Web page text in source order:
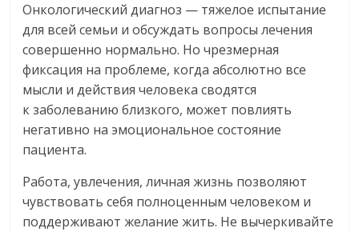
Онкологический диагноз — тяжелое испытание
для всей семьи и обсуждать вопросы лечения
совершенно нормально. Но чрезмерная
фиксация на проблеме, когда абсолютно все
мысли и действия человека сводятся
к заболеванию близкого, может повлиять
негативно на эмоциональное состояние
пациента.
Работа, увлечения, личная жизнь позволяют
чувствовать себя полноценным человеком и
поддерживают желание жить. Не вычеркивайте